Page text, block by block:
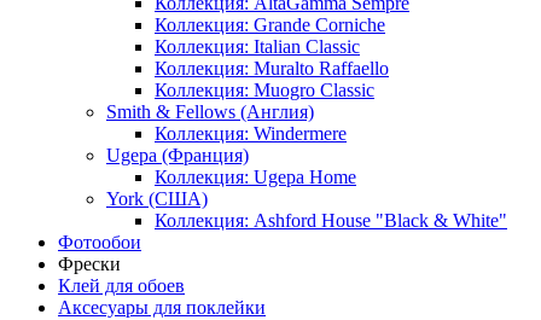
Коллекция: Grande Corniche
Коллекция: Italian Classic
Коллекция: Muralto Raffaello
Коллекция: Muogro Сlassic
Smith & Fellows (Англия)
Коллекция: Windermere
Ugepa (Франция)
Коллекция: Ugepa Home
York (США)
Коллекция: Ashford House "Black & White"
Фотообои
Фрески
Клей для обоев
Аксесуары для поклейки